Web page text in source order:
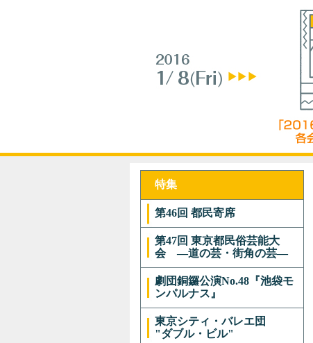
特集
第46回 都民寄席
第47回 東京都民俗芸能大
会 ―道の芸・街角の芸―
劇団銅鑼公演No.48『池袋モ
ンパルナス』
東京シティ・バレエ団
"ダブル・ビル"